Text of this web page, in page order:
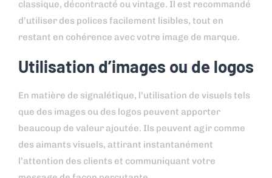
classique, décontracté ou vintage. Il est recommandé
d’utiliser des polices facilement lisibles, tout en
restant en cohérence avec votre image de marque.
Utilisation d’images ou de logos
En matière de signalétique, l’utilisation de visuels tels
que des images ou des logos peuvent apporter
beaucoup de valeur ajoutée. Ils peuvent agir comme
des aimants visuels, attirant instantanément
l’attention des clients et communiquant votre